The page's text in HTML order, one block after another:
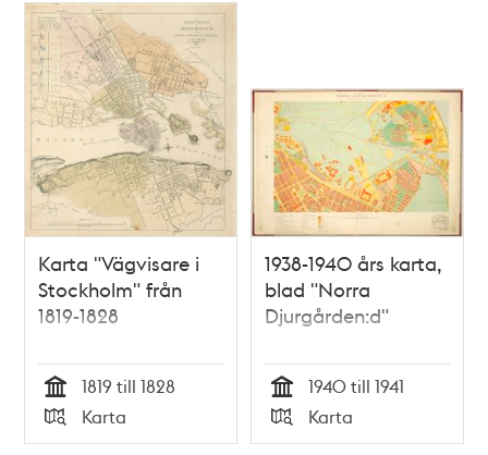
Karta "Vägvisare i
Stockholm" från
1819-1828
Tid
1819 till 1828
Typ
Karta
1938-1940 års karta,
blad "Norra
Djurgården:d"
Tid
1940 till 1941
Typ
Karta